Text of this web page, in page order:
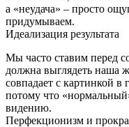
а «неудача» – просто
придумываем.
Идеализация результата
Мы часто ставим перед
должна выглядеть наша
совпадает с картинкой в
потому что
видению.
Перфекционизм и